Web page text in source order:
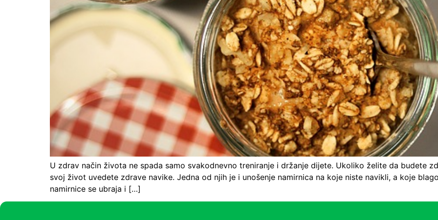
U zdrav način života ne spada samo svakodnevno treniranje i držanje dijete. Ukoliko želite da budete
svoj život uvedete zdrave navike. Jedna od njih je i unošenje namirnica na koje niste navikli, a koje
namirnice se ubraja i […]